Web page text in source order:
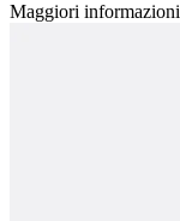
Maggiori informazioni